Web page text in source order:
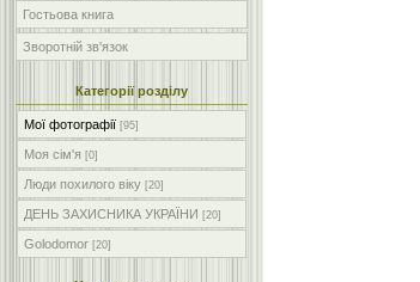
Гостьова книга
Зворотній зв'язок
Категорії розділу
Мої фотографії [95]
Моя сім'я [0]
Люди похилого віку [20]
ДЕНЬ ЗАХИСНИКА УКРАЇНИ [20]
Golodomor [20]